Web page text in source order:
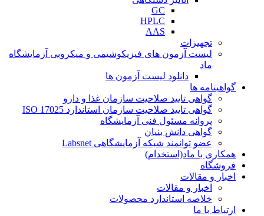
GC
HPLC
AAS
تجهیزات
لیست آزمون های فیزیکوشیمی و میکروبی آزمایشگاه
ماد
دانلود لیست آزمون ها
گواهینامه ها
گواهی تایید صلاحیت سازمان غذا و دارو
گواهی تایید صلاحیت سازمان استاندارد ISO 17025
پروانه مسئول فنی آزمایشگاه
گواهی دانش بنیان
عضو توانمند شبکه آزمایشگاهی Labsnet
همکاری با ماد(استخدام)
فروشگاه
اخبار و مقالات
اخبار و مقالات
خلاصه استاندارد محصولات
ارتباط با ما